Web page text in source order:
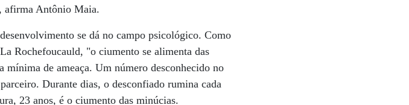
afirma Antônio Maia.
se dá no campo psicológico. Como
Rochefoucauld, "o ciumento se alimenta das
de ameaça. Um número desconhecido no
Durante dias, o desconfiado rumina cada
23 anos, é o ciumento das minúcias.